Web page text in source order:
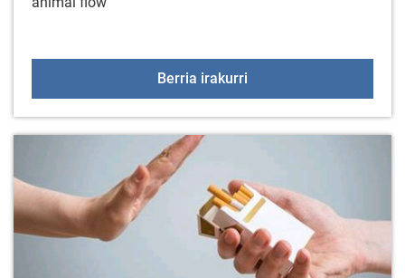
Berria irakurri